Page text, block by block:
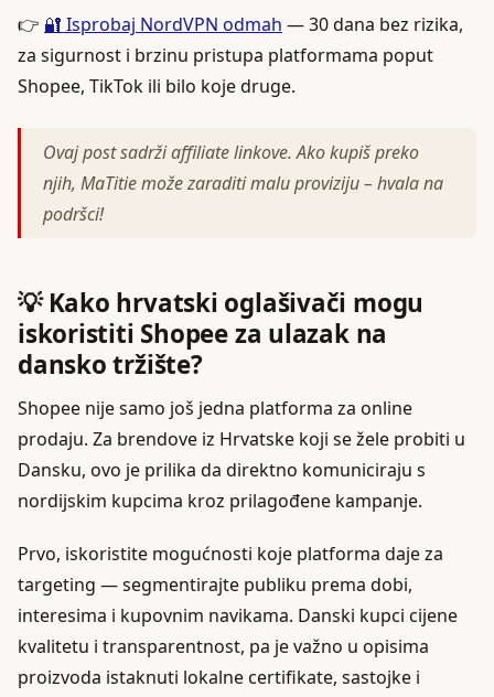
👉 🔐 Isprobaj NordVPN odmah — 30 dana bez rizika,
za sigurnost i brzinu pristupa platformama poput
Shopee, TikTok ili bilo koje druge.
Ovaj post sadrži affiliate linkove. Ako kupiš preko
njih, MaTitie može zaraditi malu proviziju – hvala na
podršci!
💡 Kako hrvatski oglašivači mogu
iskoristiti Shopee za ulazak na
dansko tržište?
Shopee nije samo još jedna platforma za online
prodaju. Za brendove iz Hrvatske koji se žele probiti u
Dansku, ovo je prilika da direktno komuniciraju s
nordijskim kupcima kroz prilagođene kampanje.
Prvo, iskoristite mogućnosti koje platforma daje za
targeting — segmentirajte publiku prema dobi,
interesima i kupovnim navikama. Danski kupci cijene
kvalitetu i transparentnost, pa je važno u opisima
proizvoda istaknuti lokalne certifikate, sastojke i